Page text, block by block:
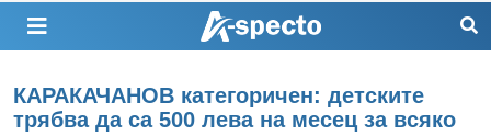
КАРАКАЧАНОВ категоричен: детските
трябва да са 500 лева на месец за всяко